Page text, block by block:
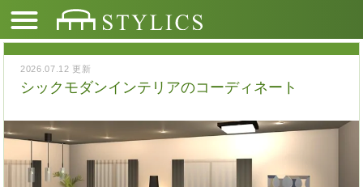
2026.07.12 更新
シックモダンインテリアのコーディネート